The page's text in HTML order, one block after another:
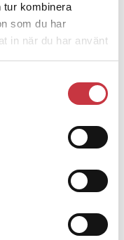
kombinera
som du har
in när du har använt
”Kommer att